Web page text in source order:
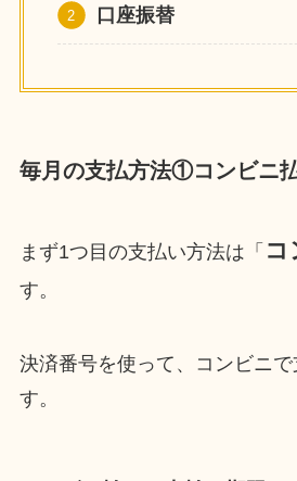
口座振替
毎月の支払方法①コンビニ
まず1つ目の支払い方法は「 コ
す。
決済番号を使って、コンビニで
す。